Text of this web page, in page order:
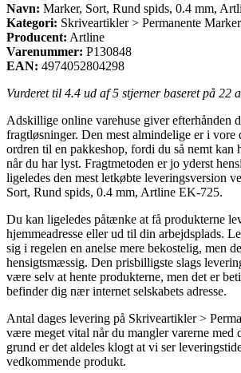
Navn: Marker, Sort, Rund spids, 0.4 mm,
Kategori: Skriveartikler > Permanente
Producent: Artline
Varenummer: P130848
EAN: 4974052804298
Vurderet til 4.4 ud af 5 stjerner baseret på 22
Adskillige online varehuse giver efterhånden
fragtløsninger. Den mest almindelige er i vore
ordren til en pakkeshop, fordi du så nemt kan
når du har lyst. Fragtmetoden er jo yderst
ligeledes den mest letkøbte leveringsversion
Sort, Rund spids, 0.4 mm, Artline EK-725.
Du kan ligeledes påtænke at få produkterne
hjemmeadresse eller ud til din arbejdsplads.
sig i regelen en anelse mere bekostelig, men
hensigtsmæssig. Den prisbilligste slags
være selv at hente produkterne, men det er
befinder dig nær internet selskabets adresse.
Antal dages levering på Skriveartikler >
være meget vital når du mangler varerne med
grund er det aldeles klogt at vi ser
vedkommende produkt.